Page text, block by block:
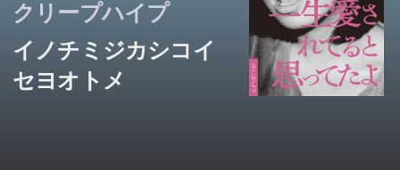
クリープハイプ
イノチミジカシコイ
セヨオトメ